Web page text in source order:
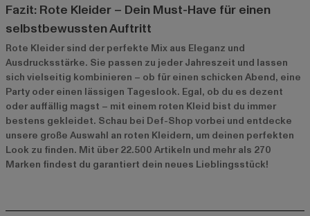
Fazit: Rote Kleider – Dein Must-Have für einen
selbstbewussten Auftritt
Rote Kleider sind der perfekte Mix aus Eleganz und
Ausdrucksstärke. Sie passen zu jeder Jahreszeit und lassen
sich vielseitig kombinieren – ob für einen schicken Abend, eine
Party oder einen lässigen Tageslook. Egal, ob du es dezent
oder auffällig magst – mit einem roten Kleid bist du immer
bestens gekleidet. Schau bei Def-Shop vorbei und entdecke
unsere große Auswahl an roten Kleidern, um deinen perfekten
Look zu finden. Mit über 22.500 Artikeln und mehr als 270
Marken findest du garantiert dein neues Lieblingsstück!